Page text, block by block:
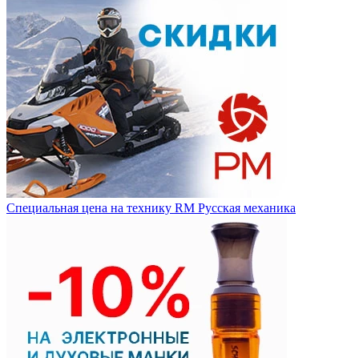
Специальная цена на технику RM Русская механика